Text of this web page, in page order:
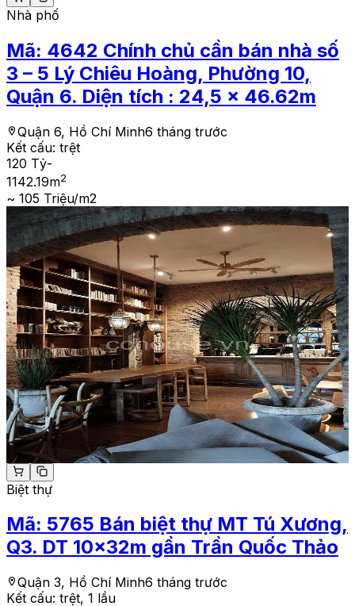
Nhà phố
Mã: 4642 Chính chủ cần bán nhà số
3 – 5 Lý Chiêu Hoàng, Phường 10,
Quận 6. Diện tích : 24,5 x 46.62m
Quận 6, Hồ Chí Minh6 tháng trước
Kết cấu: trệt
120 Tỷ-
1142.19m2
~ 105 Triệu/m2
Biệt thự
Mã: 5765 Bán biệt thự MT Tú Xương,
Q3. DT 10x32m gần Trần Quốc Thảo
Quận 3, Hồ Chí Minh6 tháng trước
Kết cấu: trệt, 1 lầu